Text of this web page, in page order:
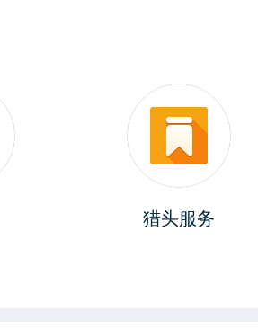
猎头服务